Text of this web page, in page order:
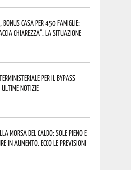
Bonus casa per 450 famiglie:
chiarezza”. La situazione
per il Bypass
ultime notizie
morsa del caldo: sole pieno e
in aumento. Ecco le previsioni